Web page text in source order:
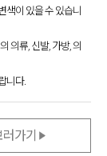
색이 있을 수 있습니
의류, 신발, 가방, 의
니다.
가기